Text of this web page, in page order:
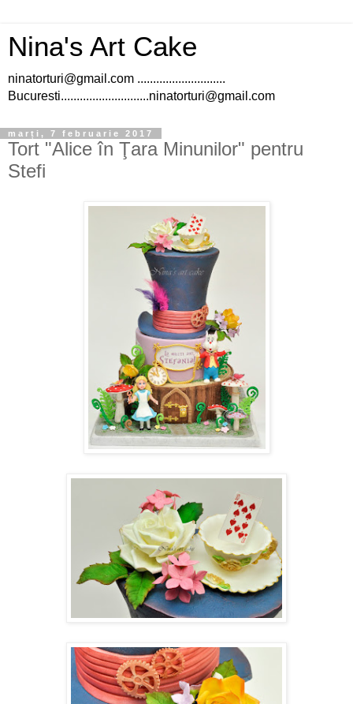
Nina's Art Cake
ninatorturi@gmail.com ............................
Bucuresti............................ninatorturi@gmail.com
marți, 7 februarie 2017
Tort "Alice în Ţara Minunilor" pentru
Stefi